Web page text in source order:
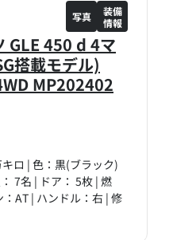
GLE 450 d 4マ
搭載モデル)
MP202402
ロ | 色：黒(ブラック)
7名 | ドア： 5枚 | 燃
AT | ハンドル：右 | 修
写真
装備
情報